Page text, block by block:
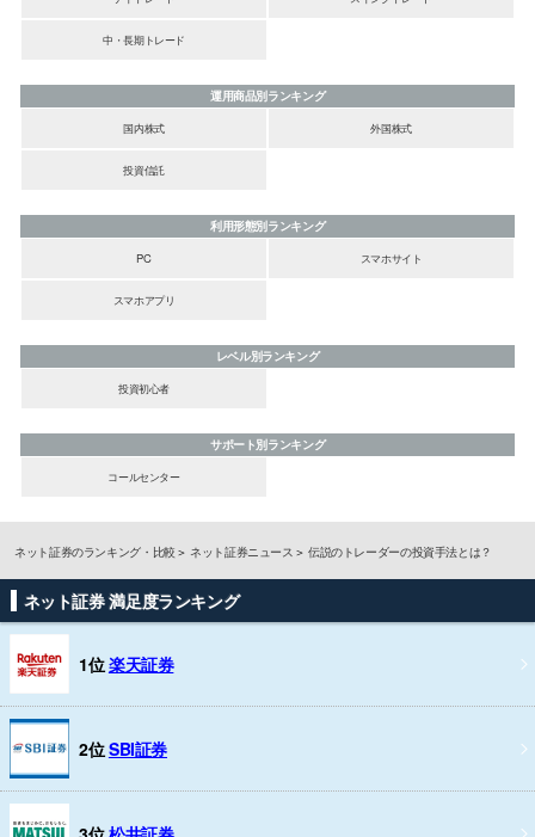
中・長期トレード
運用商品別ランキング
国内株式
外国株式
投資信託
利用形態別ランキング
PC
スマホサイト
スマホアプリ
レベル別ランキング
投資初心者
サポート別ランキング
コールセンター
ネット証券のランキング・比較 ネット証券ニュース 伝説のトレーダーの投資手法とは？
ネット証券 満足度ランキング
1位楽天証券
2位SBI証券